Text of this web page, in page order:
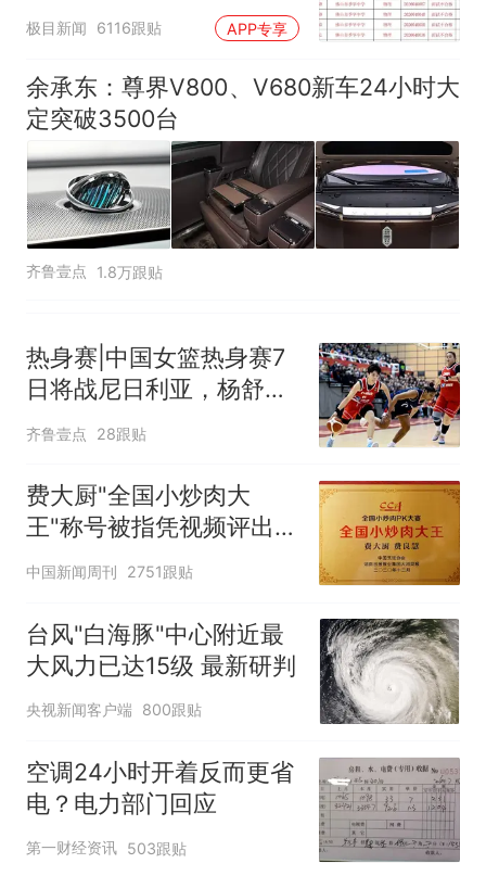
汰？教育局：已叫停招
聘，成立调查组全面核查
极目新闻 6116跟贴 APP专享
余承东：尊界V800、V680新车24小时大
定突破3500台
齐鲁壹点 1.8万跟贴
热身赛|中国女篮热身赛7
日将战尼日利亚，杨舒予
有望出战
齐鲁壹点 28跟贴
费大厨"全国小炒肉大
王"称号被指凭视频评出
官方回应
中国新闻周刊 2751跟贴
台风"白海豚"中心附近最
大风力已达15级 最新研判
央视新闻客户端 800跟贴
空调24小时开着反而更省
电？电力部门回应
第一财经资讯 503跟贴